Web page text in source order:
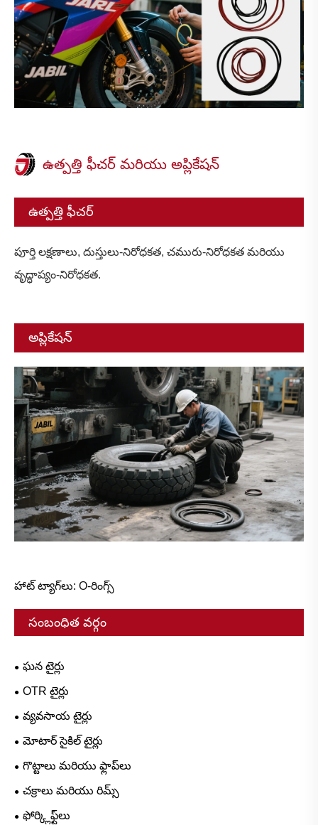
ఉత్పత్తి ఫీచర్ మరియు అప్లికేషన్
ఉత్పత్తి ఫీచర్
పూర్తి లక్షణాలు, దుస్తులు-నిరోధకత, చమురు-నిరోధకత మరియు
వృద్ధాప్యం-నిరోధకత.
అప్లికేషన్
హాట్ ట్యాగ్‌లు: O-రింగ్స్
సంబంధిత వర్గం
ఘన టైర్లు
OTR టైర్లు
వ్యవసాయ టైర్లు
మోటార్ సైకిల్ టైర్లు
గొట్టాలు మరియు ఫ్లాప్‌లు
చక్రాలు మరియు రిమ్స్
ఫోర్క్లిఫ్ట్‌లు